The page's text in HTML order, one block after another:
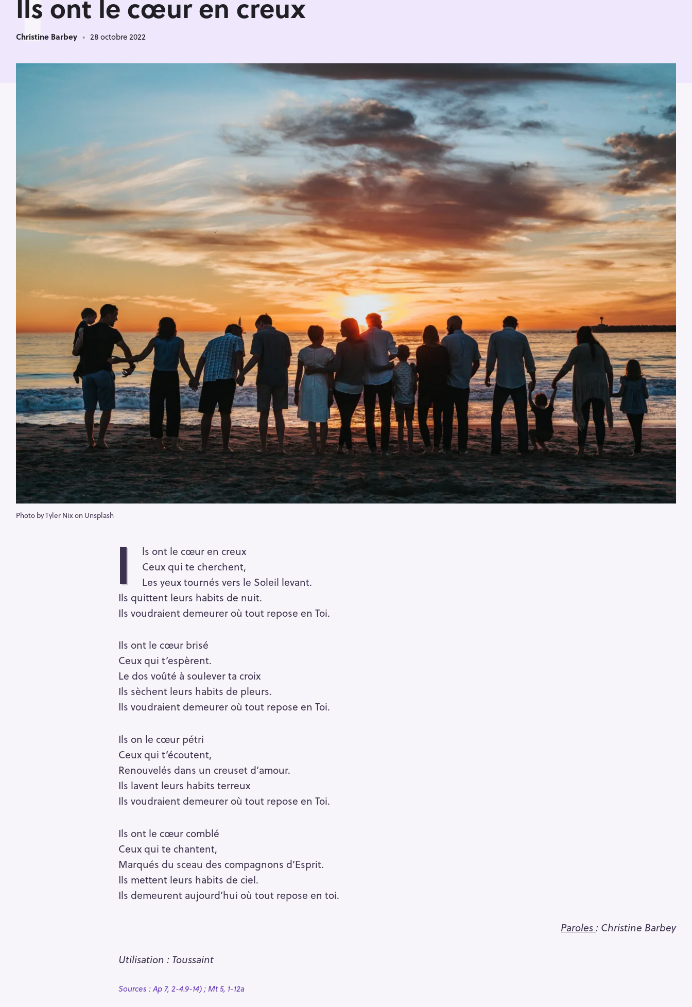
Ils ont le cœur en creux
Christine Barbey 28 octobre 2022
Photo by Tyler Nix on Unsplash
I
ls ont le cœur en creux
Ceux qui te cherchent,
Les yeux tournés vers le Soleil levant.
Ils quittent leurs habits de nuit.
Ils voudraient demeurer où tout repose en Toi.
Ils ont le cœur brisé
Ceux qui t’espèrent.
Le dos voûté à soulever ta croix
Ils sèchent leurs habits de pleurs.
Ils voudraient demeurer où tout repose en Toi.
Ils on le cœur pétri
Ceux qui t’écoutent,
Renouvelés dans un creuset d’amour.
Ils lavent leurs habits terreux
Ils voudraient demeurer où tout repose en Toi.
Ils ont le cœur comblé
Ceux qui te chantent,
Marqués du sceau des compagnons d’Esprit.
Ils mettent leurs habits de ciel.
Ils demeurent aujourd’hui où tout repose en toi.
Paroles: Christine Barbey
Utilisation : Toussaint
Sources : Ap 7, 2-4.9-14) ; Mt 5, 1-12a